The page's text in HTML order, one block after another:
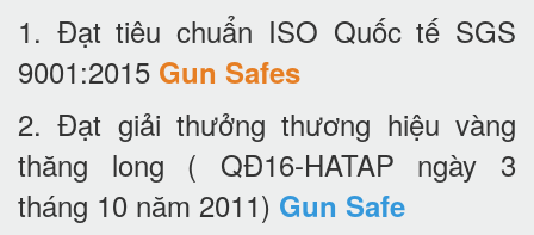
1. Đạt tiêu chuẩn ISO Quốc tế SGS
9001:2015 Gun Safes
2. Đạt giải thưởng thương hiệu vàng
thăng long ( QĐ16-HATAP ngày 3
tháng 10 năm 2011) Gun Safe